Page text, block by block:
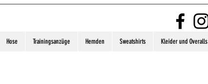
Hose Trainingsanzüge Hemden Sweatshirts Kleider und Overalls